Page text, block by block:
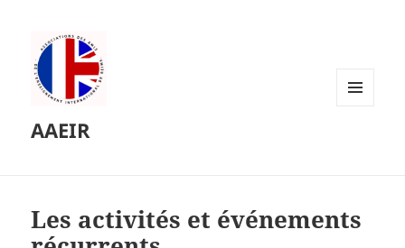
AAEIR
Les activités et événements